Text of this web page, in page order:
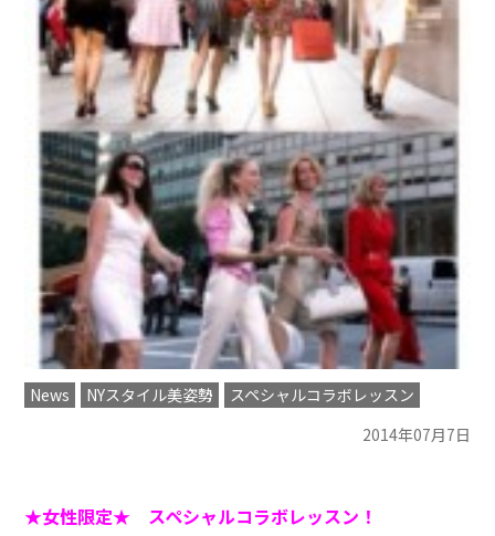
News NYスタイル美姿勢
スペシャルコラボレッスン
2014年07月7日
★女性限定★ スペシャルコラボレッスン！